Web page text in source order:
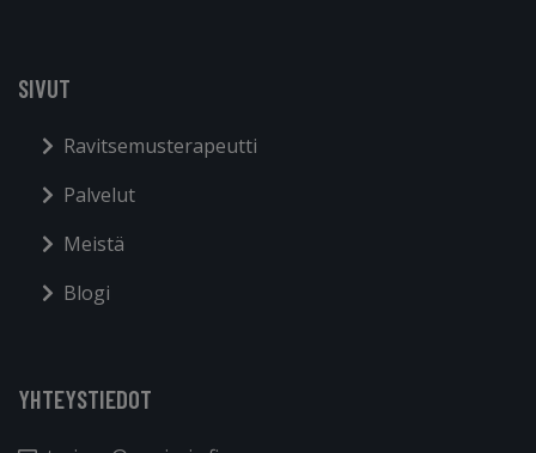
SIVUT
Ravitsemusterapeutti
Palvelut
Meistä
Blogi
YHTEYSTIEDOT